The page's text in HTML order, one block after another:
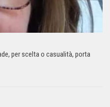
per scelta o casualità, porta